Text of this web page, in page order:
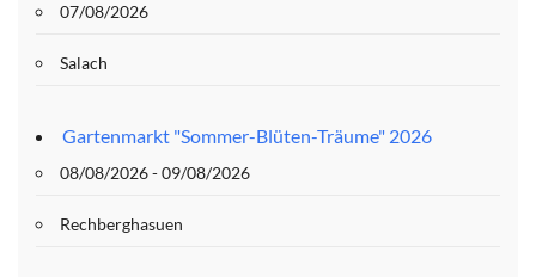
07/08/2026
Salach
Gartenmarkt "Sommer-Blüten-Träume" 2026
08/08/2026 - 09/08/2026
Rechberghasuen